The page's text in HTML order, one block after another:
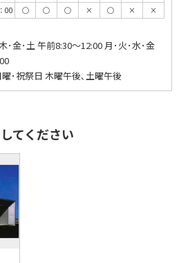
00
◯ ◯ ◯ × ◯ × ×
･金･土 午前8:30～12:00 月･火･水･金
曜･祝祭日 木曜午後､土曜午後
てください